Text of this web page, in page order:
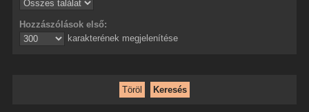
Hozzászólások első:
karakterének megjelenítése